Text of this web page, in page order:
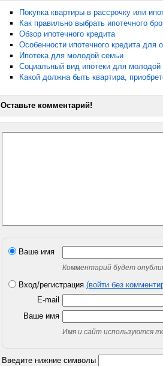
Покупка квартиры в рассрочку или
Как правильно выбрать ипотечного
Обзор ипотечного кредита
Особенности ипотечного кредита
Ипотека для молодой семьи
Социальный вид ипотеки для молодой
Какой должна быть квартира,
Оставьте комментарий!
Ваше имя
Комментарий будет
Вход/регистрация (войти без
E-mail
Ваше имя
Имя и сайт используются
Введите нижние символы